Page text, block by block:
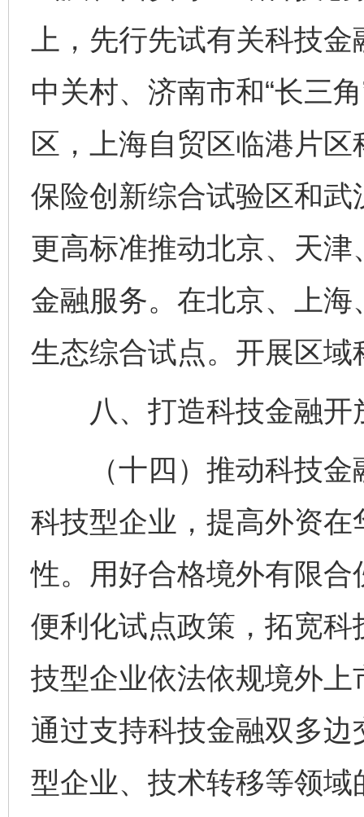
上，先行先试有关科技
中关村、济南市和“长三
区，上海自贸区临港片
保险创新综合试验区和
更高标准推动北京、天
金融服务。在北京、上
生态综合试点。开展区
八、打造科技金融开
（十四）推动科技金
科技型企业，提高外资
性。用好合格境外有限
便利化试点政策，拓宽
技型企业依法依规境外上
通过支持科技金融双多
型企业、技术转移等领